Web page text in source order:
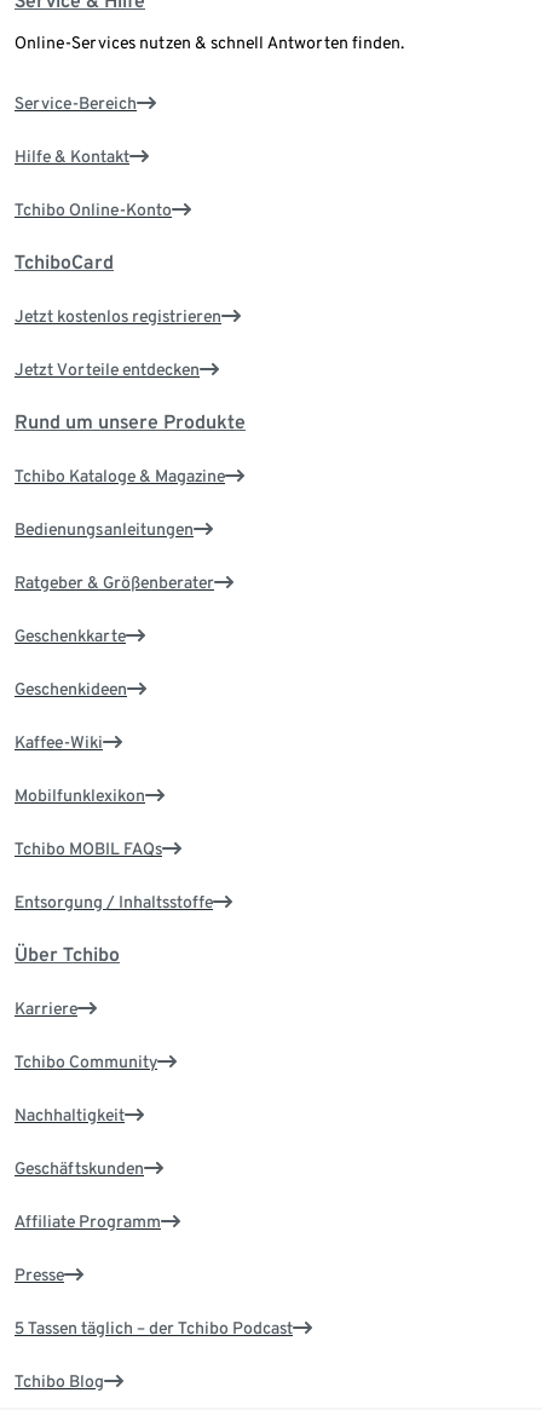
Online-Services nutzen & schnell Antworten finden.
Service-Bereich
Hilfe & Kontakt
Tchibo Online-Konto
TchiboCard
Jetzt kostenlos registrieren
Jetzt Vorteile entdecken
Rund um unsere Produkte
Tchibo Kataloge & Magazine
Bedienungsanleitungen
Ratgeber & Größenberater
Geschenkkarte
Geschenkideen
Kaffee-Wiki
Mobilfunklexikon
Tchibo MOBIL FAQs
Entsorgung / Inhaltsstoffe
Über Tchibo
Karriere
Tchibo Community
Nachhaltigkeit
Geschäftskunden
Affiliate Programm
Presse
5 Tassen täglich – der Tchibo Podcast
Tchibo Blog